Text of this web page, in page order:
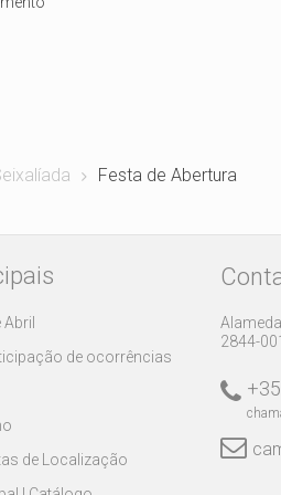
Festa de Abertura
de ocorrências
de Localização
2844-